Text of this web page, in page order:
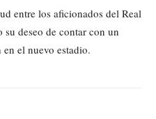
entre los aficionados del Real
su deseo de contar con un
el nuevo estadio.